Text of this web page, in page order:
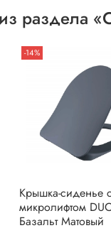
раздела
-14%
Крышка-сиденье с
микролифтом
Базальт Матовый